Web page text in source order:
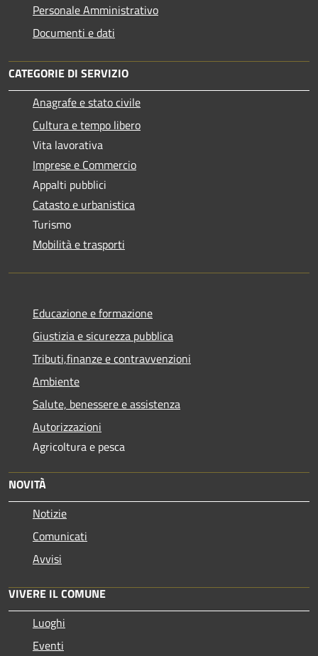
Personale Amministrativo
Documenti e dati
CATEGORIE DI SERVIZIO
Anagrafe e stato civile
Cultura e tempo libero
Vita lavorativa
Imprese e Commercio
Appalti pubblici
Catasto e urbanistica
Turismo
Mobilità e trasporti
Educazione e formazione
Giustizia e sicurezza pubblica
Tributi,finanze e contravvenzioni
Ambiente
Salute, benessere e assistenza
Autorizzazioni
Agricoltura e pesca
NOVITÀ
Notizie
Comunicati
Avvisi
VIVERE IL COMUNE
Luoghi
Eventi